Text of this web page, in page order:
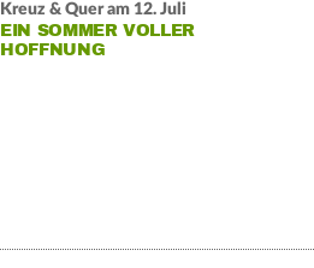
Kreuz & Quer am 12. Juli
EIN SOMMER VOLLER
HOFFNUNG